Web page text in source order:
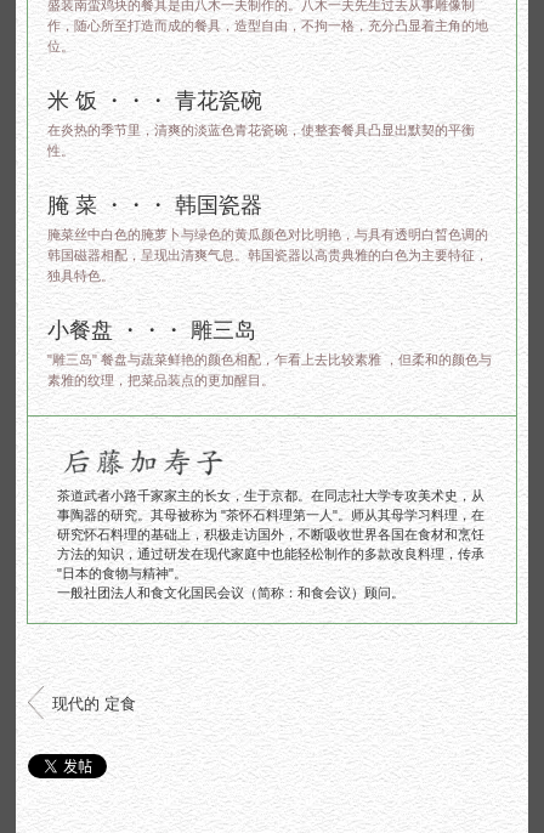
盛装南蛮鸡块的餐具是由八木一夫制作的。八木一夫先生过去从事雕像制
作，随心所至打造而成的餐具，造型自由，不拘一格，充分凸显着主角的地
位。
米 饭 ・・・ 青花瓷碗
在炎热的季节里，清爽的淡蓝色青花瓷碗，使整套餐具凸显出默契的平衡
性。
腌 菜 ・・・ 韩国瓷器
腌菜丝中白色的腌萝卜与绿色的黄瓜颜色对比明艳，与具有透明白晳色调的
韩国磁器相配，呈现出清爽气息。韩国瓷器以高贵典雅的白色为主要特征，
独具特色。
小餐盘 ・・・ 雕三岛
"雕三岛" 餐盘与蔬菜鲜艳的颜色相配，乍看上去比较素雅 ，但柔和的颜色与
素雅的纹理，把菜品装点的更加醒目。
茶道武者小路千家家主的长女，生于京都。在同志社大学专攻美术史，从
事陶器的研究。其母被称为 "茶怀石料理第一人"。师从其母学习料理，在
研究怀石料理的基础上，积极走访国外，不断吸收世界各国在食材和烹饪
方法的知识，通过研发在现代家庭中也能轻松制作的多款改良料理，传承
"日本的食物与精神"。
一般社团法人和食文化国民会议（简称：和食会议）顾问。
现代的 定食